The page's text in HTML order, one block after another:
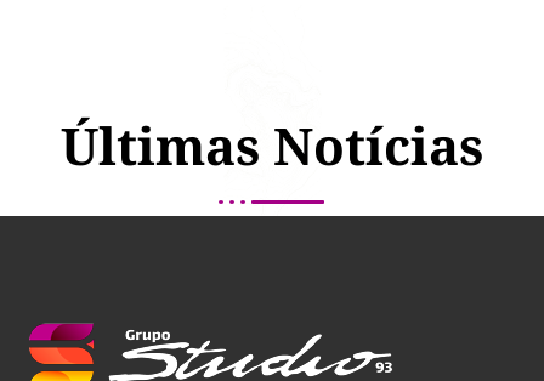
Últimas Notícias